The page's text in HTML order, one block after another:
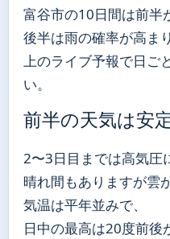
富谷市の10日間は前半
後半は雨の確率が高ま
上のライブ予報で日ご
い。
前半の天気は安
2〜3日目までは高気圧
晴れ間もありますが雲
気温は平年並みで、
日中の最高は20度前後